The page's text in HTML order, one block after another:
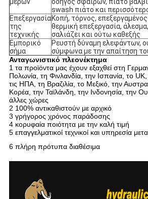
μερών
οδηγός σφαιρών, πιάτο
swash πιάτο και
Επεξεργασία
της
τεχνικής
Κοπή, τόρνος,
θερμική επεξεργασία,
σαλιάζει και ούτω καθεξής
Εμπορικό
σήμα
Ρευστή δύναμη ελεφάντων,
σύμφωνα με την απαίτηση
Ανταγωνιστικό πλεονέκτημα
1 τα προϊόντα μας έχουν εξαχθεί στη
Πολωνία, τη Φινλανδία, την Ισπανία, το
τις ΗΠΑ, τη Βραζιλία, το Μεξικό, την
Κορέα, την Ταϊλάνδη, την Ινδονησία, την
άλλες χώρες
2 100% αντικαθιστούν με αρχικό
3 γρήγορος χρόνος παράδοσης
4 κορυφαία ποιότητα με την καλή τιμή
5 επαγγελματικοί τεχνικοί και υπηρεσία
6 πλήρη πρότυπα διαθέσιμα